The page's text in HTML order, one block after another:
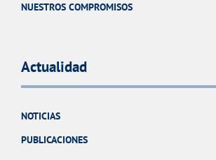
NUESTROS COMPROMISOS
Actualidad
NOTICIAS
PUBLICACIONES